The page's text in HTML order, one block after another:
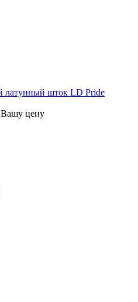
латунный шток LD Pride
Вашу цену